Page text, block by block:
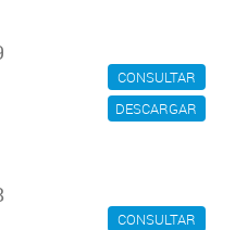
CONSULTAR
DESCARGAR
CONSULTAR